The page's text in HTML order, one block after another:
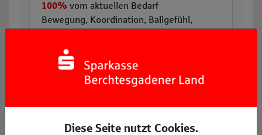
Diese Seite nutzt Cookies.
100% vom aktuellen Bedarf
Bewegung, Koordination, Ballgefühl,
Projekt ansehen